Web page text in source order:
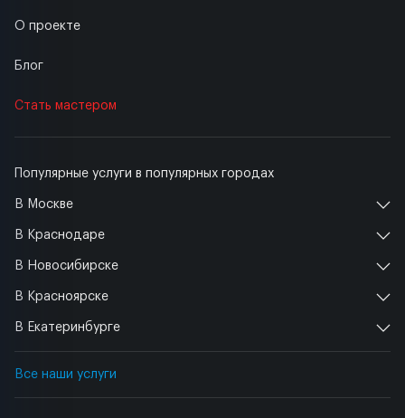
Популярные услуги в популярных городах
В Москве
В Краснодаре
В Новосибирске
В Красноярске
В Екатеринбурге
Все наши услуги
О проекте
Блог
Стать мастером